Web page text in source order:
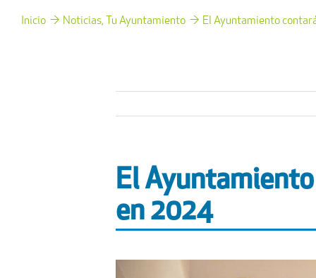
Inicio Noticias Tu Ayuntamiento El Ayuntamiento
El
en 2024